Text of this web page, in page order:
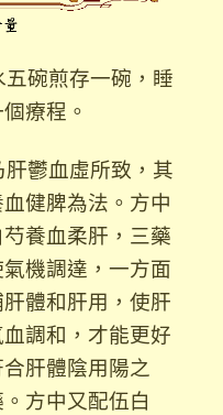
碗煎存一碗，睡
療程。
鬱血虛所致，其
健脾為法。方中
養血柔肝，三藥
機調達，一方面
體和肝用，使肝
調和，才能更好
肝體陰用陽之
方中又配伍白